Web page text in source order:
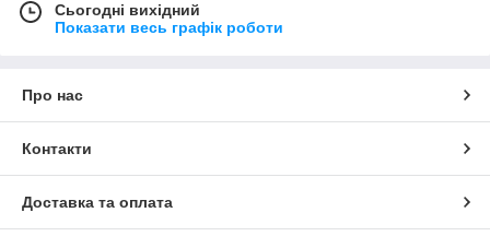
Сьогодні вихідний
Показати весь графік роботи
Про нас
Контакти
Доставка та оплата